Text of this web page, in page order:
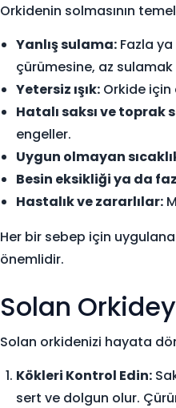
Orkidenin solmasının
Yanlış sulama: Fazla
çürümesine, az
Yetersiz ışık: Orkide için
Hatalı saksı ve toprak
engeller.
Uygun olmayan
Besin eksikliği ya da
Hastalık ve zararlılar:
Her bir sebep için
önemlidir.
Solan
Solan orkidenizi hayata
Kökleri Kontrol Edin:
sert ve dolgun olur.